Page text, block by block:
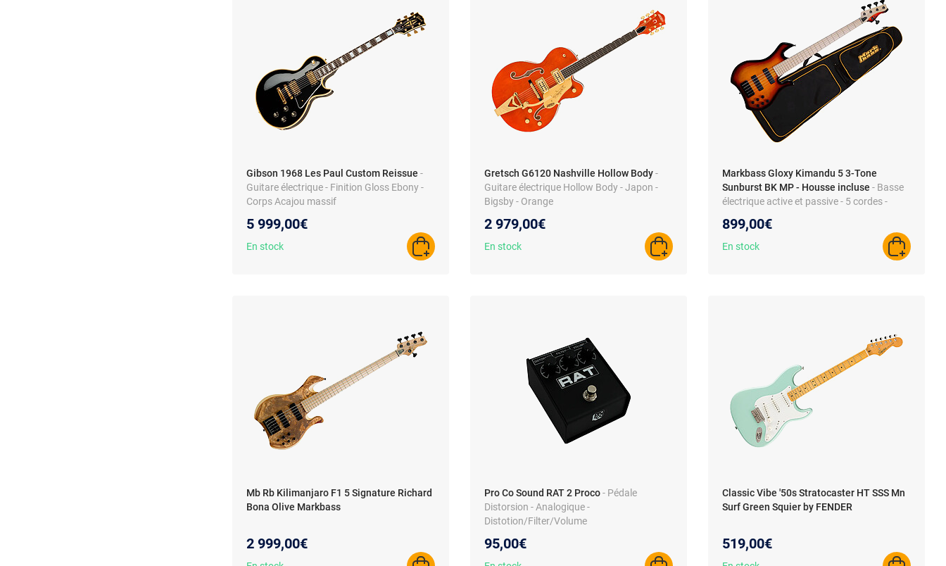
Gibson 1968 Les Paul Custom Reissue -
Guitare électrique - Finition Gloss Ebony -
Corps Acajou massif
5 999,00€
En stock
AJOUTER AU PANIER
Gretsch G6120 Nashville Hollow Body-
Guitare électrique Hollow Body - Japon -
Bigsby - Orange
2 979,00€
En stock
AJOUTER AU PANIER
Markbass Gloxy Kimandu 5 3-Tone
Sunburst BK MP - Housse incluse - Basse
électrique active et passive - 5 cordes -
899,00€
En stock
AJOUTER
Mb Rb Kilimanjaro F1 5 Signature Richard
Bona Olive Markbass
2 999,00€
Pro Co Sound RAT 2 Proco- Pédale
Distorsion - Analogique -
Distotion/Filter/Volume
95,00€
Classic Vibe '50s Stratocaster HT SSS Mn
Surf Green Squier by FENDER
519,00€